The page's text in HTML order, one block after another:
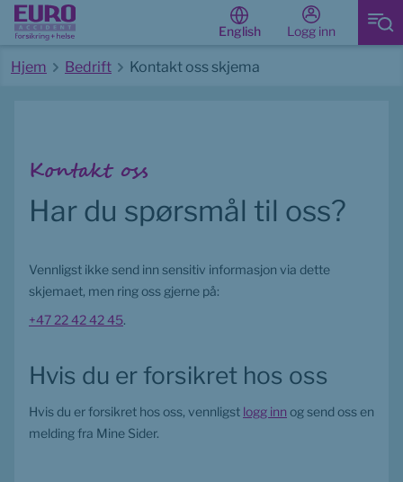
English Logg inn
Hjem Bedrift
Kontakt oss skjema
Kontakt oss
Har du spørsmål til oss?
Vennligst ikke send inn sensitiv informasjon via dette
skjemaet, men ring oss gjerne på:
+47 22 42 42 45.
Hvis du er forsikret hos oss
Hvis du er forsikret hos oss, vennligst logg inn og send oss ​​en
melding fra Mine Sider.